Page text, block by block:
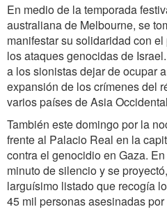
En medio de la temporada
australiana de Melbourne, se
manifestar su solidaridad con
los ataques genocidas de
a los sionistas dejar de ocupar
expansión de los crímenes del
varios países de Asia
También este domingo por la
frente al Palacio Real en la
contra el genocidio en Gaza.
minuto de silencio y se
larguísimo listado que recogía
45 mil personas asesinadas